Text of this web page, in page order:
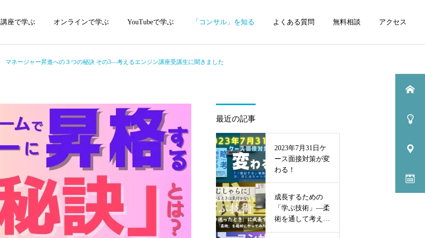
講座で学ぶ オンラインで学ぶ YouTubeで学ぶ 「コンサル」を知る よくある質問 無料相談 アクセス
マネージャー昇進への３つの秘訣 その3—考えるエンジン講座受講生に聞きました
最近の記事
2023年7月31日ケ
ース面接対策が変
わる！
成長するための
「学ぶ技術」—柔
術を通して考えて